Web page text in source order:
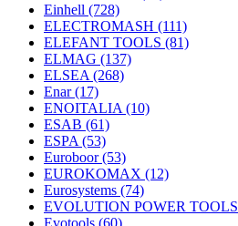
Einhell (728)
ELECTROMASH (111)
ELEFANT TOOLS (81)
ELMAG (137)
ELSEA (268)
Enar(17)
ENOITALIA (10)
ESAB (61)
ESPA (53)
Euroboor(53)
EUROKOMAX (12)
Eurosystems (74)
EVOLUTION POWER TOOLS
Evotools (60)